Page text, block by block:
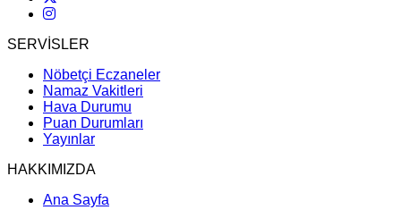
SERVİSLER
Nöbetçi Eczaneler
Namaz Vakitleri
Hava Durumu
Puan Durumları
Yayınlar
HAKKIMIZDA
Ana Sayfa